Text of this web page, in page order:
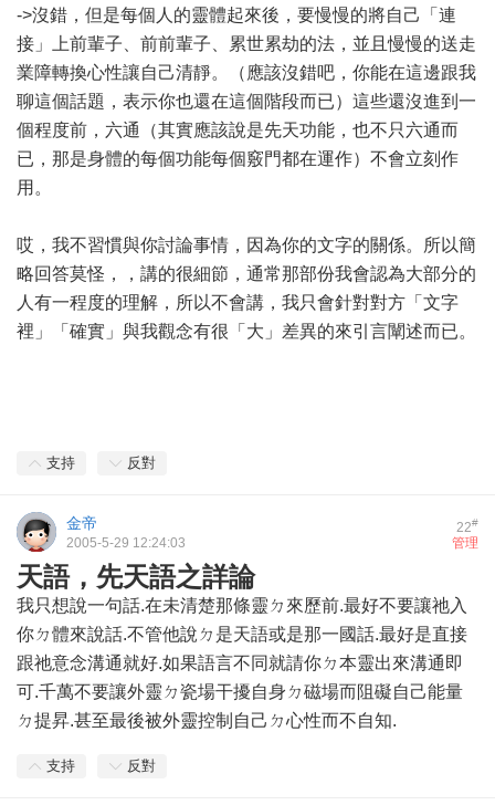
->沒錯，但是每個人的靈體起來後，要慢慢的將自己「連
接」上前輩子、前前輩子、累世累劫的法，並且慢慢的送走
業障轉換心性讓自己清靜。（應該沒錯吧，你能在這邊跟我
聊這個話題，表示你也還在這個階段而已）這些還沒進到一
個程度前，六通（其實應該說是先天功能，也不只六通而
已，那是身體的每個功能每個竅門都在運作）不會立刻作
用。
哎，我不習慣與你討論事情，因為你的文字的關係。所以簡
略回答莫怪，，講的很細節，通常那部份我會認為大部分的
人有一程度的理解，所以不會講，我只會針對對方「文字
裡」「確實」與我觀念有很「大」差異的來引言闡述而已。
支持 反對
22#
金帝
管理
2005-5-29 12:24:03
天語，先天語之詳論
我只想說一句話.在未清楚那條靈ㄉ來歷前.最好不要讓祂入
你ㄉ體來說話.不管他說ㄉ是天語或是那一國話.最好是直接
跟祂意念溝通就好.如果語言不同就請你ㄉ本靈出來溝通即
可.千萬不要讓外靈ㄉ瓷場干擾自身ㄉ磁場而阻礙自己能量
ㄉ提昇.甚至最後被外靈控制自己ㄉ心性而不自知.
支持 反對